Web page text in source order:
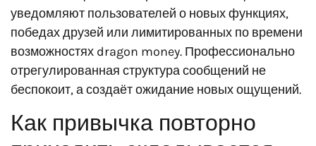
уведомляют пользователей о новых функциях,
победах друзей или лимитированных по времени
возможностях dragon money. Профессионально
отрегулированная структура сообщений не
беспокоит, а создаёт ожидание новых ощущений.
Как привычка повторно